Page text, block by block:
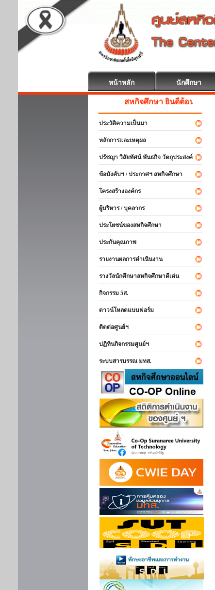
หน้าหลัก นักศึกษา
สหกิจศึกษา ยินดีต้อนรับ
ประวัติความเป็นมา
หลักการและเหตุผล
ปรัชญา วิสัยทัศน์ พันธกิจ วัตถุประสงค์
ข้อบังคับฯ / ประกาศฯ สหกิจศึกษา
โครงสร้างองค์กร
ผู้บริหาร / บุคลากร
ประโยชน์ของสหกิจศึกษา
ประกันคุณภาพ
รายงานผลการดำเนินงาน
รางวัลนักศึกษาสหกิจศึกษาดีเด่น
กิจกรรม 5ส.
ดาวน์โหลดแบบฟอร์ม
ติดต่อศูนย์ฯ
ปฏิทินกิจกรรมศูนย์ฯ
ระบบสารบรรณ มทส.